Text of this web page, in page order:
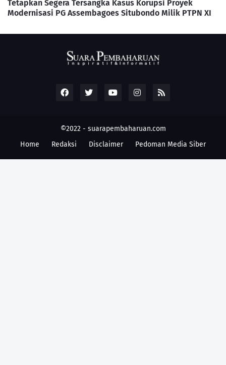
Tetapkan Segera Tersangka Kasus Korupsi Proyek
Modernisasi PG Assembagoes Situbondo Milik PTPN XI
©2022 - suarapembaharuan.com
Home
Redaksi Disclaimer Pedoman Media Siber